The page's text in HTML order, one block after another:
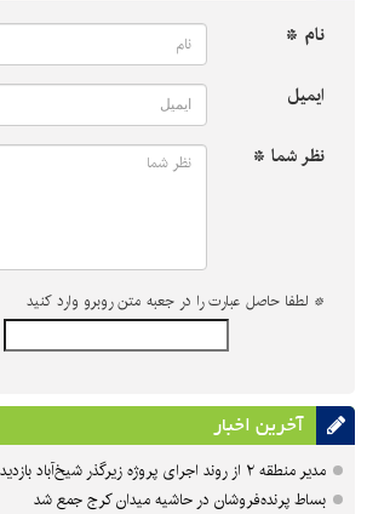
نام *
ایمیل
نظر شما *
* لطفا حاصل عبارت را در جعبه متن روبرو وارد کنید
آخرین اخبار
مدیر منطقه ۲ از روند اجرای پروژه زیرگذر شیخ‌آباد بازدید کرد
بساط پرنده‌فروشان در حاشیه میدان کرج جمع شد